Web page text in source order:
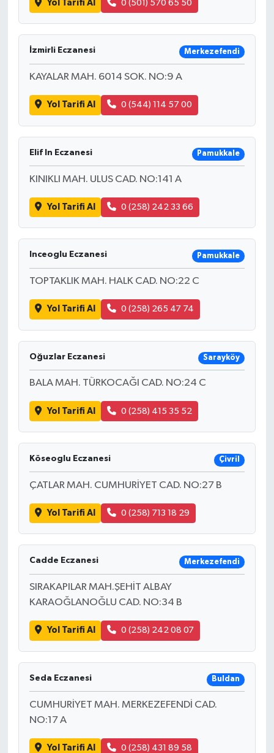
Yol Tarifi Al 0 (501) 570 65 50
İzmirli Eczanesi Merkezefendi
KAYALAR MAH. 6014 SOK. NO:9 A
Yol Tarifi Al 0 (544) 114 57 00
Elif In Eczanesi Pamukkale
KINIKLI MAH. ULUS CAD. NO:141 A
Yol Tarifi Al 0 (258) 242 33 66
Inceoglu Eczanesi Pamukkale
TOPTAKLIK MAH. HALK CAD. NO:22 C
Yol Tarifi Al 0 (258) 265 47 74
Oğuzlar Eczanesi Sarayköy
BALA MAH. TÜRKOCAĞI CAD. NO:24 C
Yol Tarifi Al 0 (258) 415 35 52
Köseoglu Eczanesi Çivril
ÇATLAR MAH. CUMHURİYET CAD. NO:27 B
Yol Tarifi Al 0 (258) 713 18 29
Cadde Eczanesi Merkezefendi
SIRAKAPILAR MAH.ŞEHİT ALBAY
KARAOĞLANOĞLU CAD. NO:34 B
Yol Tarifi Al 0 (258) 242 08 07
Seda Eczanesi Buldan
CUMHURİYET MAH. MERKEZEFENDİ CAD.
NO:17 A
Yol Tarifi Al 0 (258) 431 89 58